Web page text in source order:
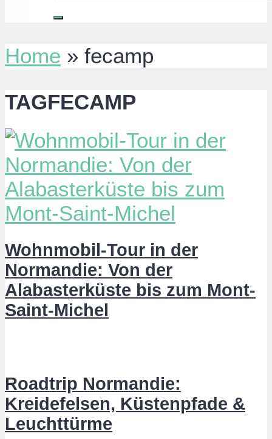
Home » fecamp
TAGFECAMP
Wohnmobil-Tour in der
Normandie: Von der
Alabasterküste bis zum Mont-
Saint-Michel
Roadtrip Normandie:
Kreidefelsen, Küstenpfade &
Leuchttürme